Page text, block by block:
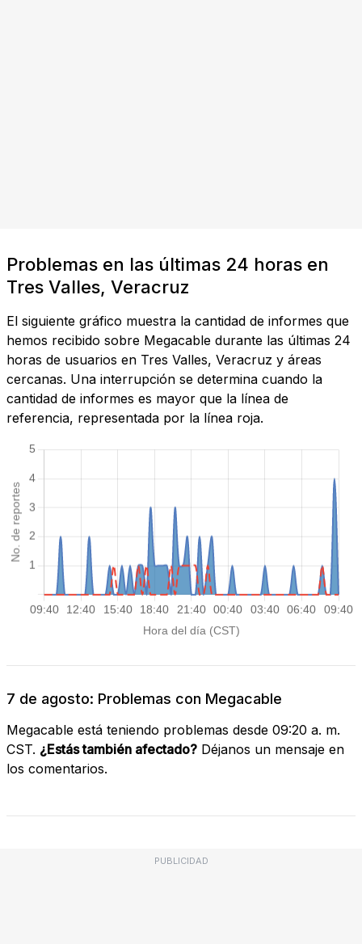
Problemas en las últimas 24 horas en
Tres Valles, Veracruz
El siguiente gráfico muestra la cantidad de informes que
hemos recibido sobre Megacable durante las últimas 24
horas de usuarios en Tres Valles, Veracruz y áreas
cercanas. Una interrupción se determina cuando la
cantidad de informes es mayor que la línea de
referencia, representada por la línea roja.
7 de agosto: Problemas con Megacable
Megacable está teniendo problemas desde 09:20 a. m.
CST. ¿Estás también afectado? Déjanos un mensaje en
los comentarios.
PUBLICIDAD